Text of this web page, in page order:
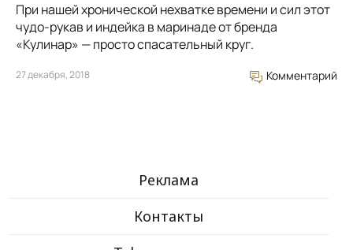
При нашей хронической нехватке времени и сил этот
чудо-рукав и индейка в маринаде от бренда
«Кулинар» — просто спасательный круг.
27 декабря, 2018 Комментарий
Реклама
Контакты